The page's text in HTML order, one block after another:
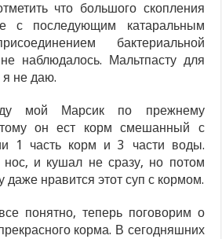
что большого скопления
с последующим катаральным
бактериальной
наблюдалось. Мальтпасту для
не даю.
мой Марсик по прежнему
он ест корм смешанный с
1 часть корм и 3 части воды.
нос, и кушал не сразу, но потом
нравится этот суп с кормом.
понятно, теперь поговорим о
корма. В сегодняшних